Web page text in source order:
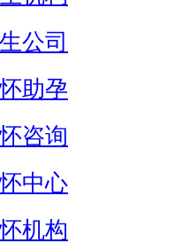
公司
助孕
咨询
中心
机构